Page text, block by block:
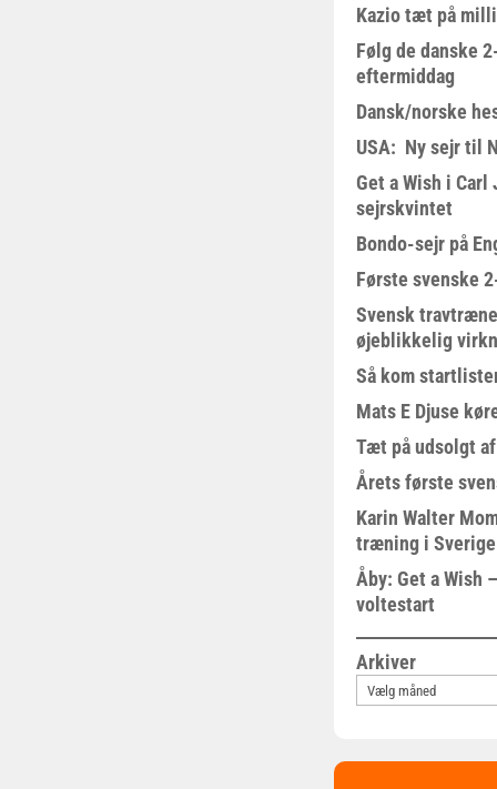
Kazio tæt på
Følg de danske
eftermiddag
Dansk/norske
USA: Ny sejr til
Get a Wish i Carl
sejrskvintet
Bondo-sejr på
Første svenske
Svensk
øjeblikkelig
Så kom
Mats E Djuse
Tæt på udsolgt
Årets første
Karin Walter
træning i Sverige
Åby: Get a Wish
voltestart
Arkiver